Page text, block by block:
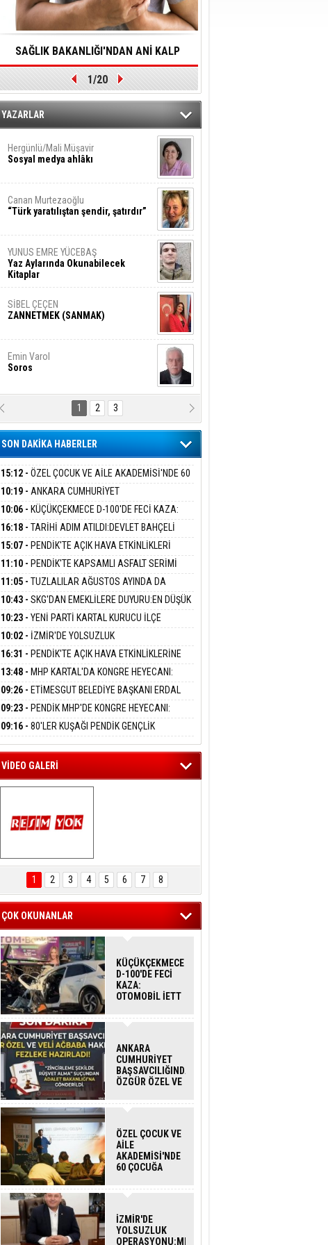
SAĞLIK BAKANLIĞI'NDAN ANİ KALP
DURMALARINA HIZLI MÜDAHALE
EDİLMESİNE YÖNELİK ÖNLENMESİ İÇİN
ÖNEMLİ ADIM
1/20
YAZARLAR
Hergünlü/Mali Müşavir
Sosyal medya ahlâkı
Canan Murtezaoğlu
“Türk yaratılıştan şendir, şatırdır”
YUNUS EMRE YÜCEBAŞ
Yaz Aylarında Okunabilecek
Kitaplar
SİBEL ÇEÇEN
ZANNETMEK (SANMAK)
Emin Varol
Soros
Karanlık DNA Kuşaklararası
Şiddetin Biyolojik Faturası
Şiyar Adıyaman
Ben Bu Sahaya Sığmazam
Hasan Ali Çölük
Bir Satırın İçindeki İnsan
Ezgi Kılıç
SİVAS: ATEŞE ATILAN VİCDAN
BARIŞ BAŞARSLAN
ADANMAK
Meltem Kaynas
AFFETMEYECEĞİM!
1 2 3
SON DAKİKA HABERLER
15:12 - ÖZEL ÇOCUK VE AİLE AKADEMİSİ'NDE 60
ÇOCUĞA HİZMET VERİLDİ
10:19 - ANKARA CUMHURİYET
BAŞSAVCILIĞINDAN ÖZGÜR ÖZEL VE VELİ
AĞBABA HAKKINDA FEZLEKE
10:06 - KÜÇÜKÇEKMECE D-100'DE FECİ KAZA:
OTOMOBİL İETT OTOBÜSÜNE ÇARPTI 3 KİŞİ
HAYATINI KAYBETTİ
16:18 - TARİHİ ADIM ATILDI:DEVLET BAHÇELİ
'TERÖRSÜZ TÜRKİYE' ÇERÇEVE YASA TEKLİFİNİ
İMZALADI
15:07 - PENDİK'TE AÇIK HAVA ETKİNLİKLERİ
ÇOCUK SİNEMASIYLA BAŞLADI
11:10 - PENDİK'TE KAPSAMLI ASFALT SERİMİ
BAŞLADI
11:05 - TUZLALILAR AĞUSTOS AYINDA DA
SİNEMAYA DOYACAK
10:43 - SKG'DAN EMEKLİLERE DUYURU:EN DÜŞÜK
EMEKLİ AYLIĞI FARKLARI 7 AĞUSTOS'TA
HESAPLARA GEÇİYOR
10:23 - YENİ PARTİ KARTAL KURUCU İLÇE
BAŞKANI MERT POLAT OLDU
10:02 - İZMİR'DE YOLSUZLUK
OPERASYONU:MENDERES BELEDİYE BAŞKANI
İLKAY ÇİÇEK DAHİL 13 KİŞİ GÖZALTINDA
16:31 - PENDİK'TE AÇIK HAVA ETKİNLİKLERİNE
YOĞUN İLGİ:10 BİN ÇOCUK KATILIM SAĞLADI
13:48 - MHP KARTAL'DA KONGRE HEYECANI:
ERSİN UZUNKAYA'DAN ANLAMLI DAVET
09:26 - ETİMESGUT BELEDİYE BAŞKANI ERDAL
BEŞİKÇİOĞLU TUTUKLANDI
09:23 - PENDİK MHP'DE KONGRE HEYECANI:
BÜYÜK BULUŞMA 8 AĞUSTOS'TA YAPILACAK
09:16 - 80'LER KUŞAĞI PENDİK GENÇLİK
KAMPI'NDA BULUŞTU
VİDEO GALERİ
KARTAL ENGELSİZ
YAŞAM FESTİVALİ
KONSERİ
İZLEYİCİLERİ MEST
1 2 3 4 5 6 7 8
ÇOK OKUNANLAR
KÜÇÜKÇEKMECE
D-100'DE FECİ
KAZA:
OTOMOBİL İETT
ÇARPTI 3 KİŞİ
ANKARA
CUMHURİYET
BAŞSAVCILIĞINDAN
ÖZGÜR ÖZEL VE
HAKKINDA
ÖZEL ÇOCUK VE
AİLE
AKADEMİSİ'NDE
60 ÇOCUĞA
İZMİR'DE
YOLSUZLUK
OPERASYONU:MENDERES